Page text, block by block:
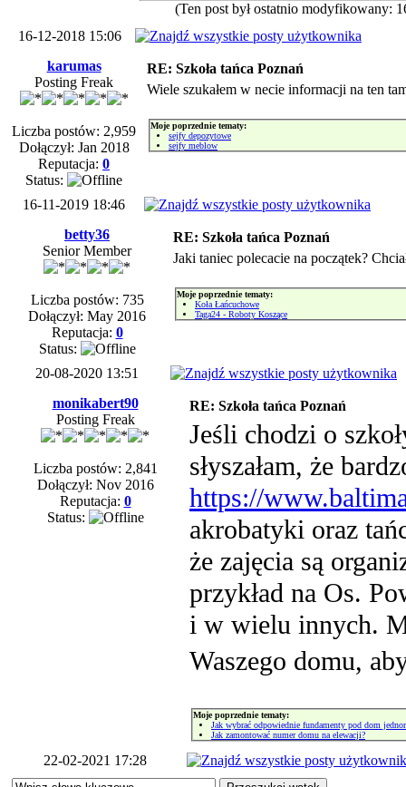
(Ten post był ostatnio modyfikowany:
16-12-2018 15:06
karumas
Posting Freak
Liczba postów: 2,959
Dołączył: Jan 2018
Reputacja: 0
Status:
RE: Szkoła tańca Poznań
Wiele szukałem w necie informacji na ten
Moje poprzednie tematy:
sejfy depozytowe
sejfy meblow
16-11-2019 18:46
betty36
Senior Member
Liczba postów: 735
Dołączył: May 2016
Reputacja: 0
Status:
RE: Szkoła tańca Poznań
Jaki taniec polecacie na początek?
Moje poprzednie tematy:
Koła Łańcuchowe
Taga24 - Roboty Koszące
20-08-2020 13:51
monikabert90
Posting Freak
Liczba postów: 2,841
Dołączył: Nov 2016
Reputacja: 0
Status:
RE: Szkoła tańca Poznań
Jeśli chodzi o
słyszałam, że
https://
akrobatyki oraz
że zajęcia są
przykład na Os.
i w wielu innych.
Waszego domu,
Moje poprzednie tematy:
Jak wybrać odpowiednie fundamenty pod dom
Jak zamontować numer domu na elewacji?
22-02-2021 17:28